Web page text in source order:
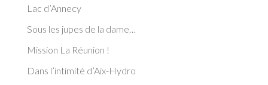
Lac d’Annecy
Sous les jupes de la dame…
Mission La Réunion !
Dans l’intimité d’Aix-Hydro